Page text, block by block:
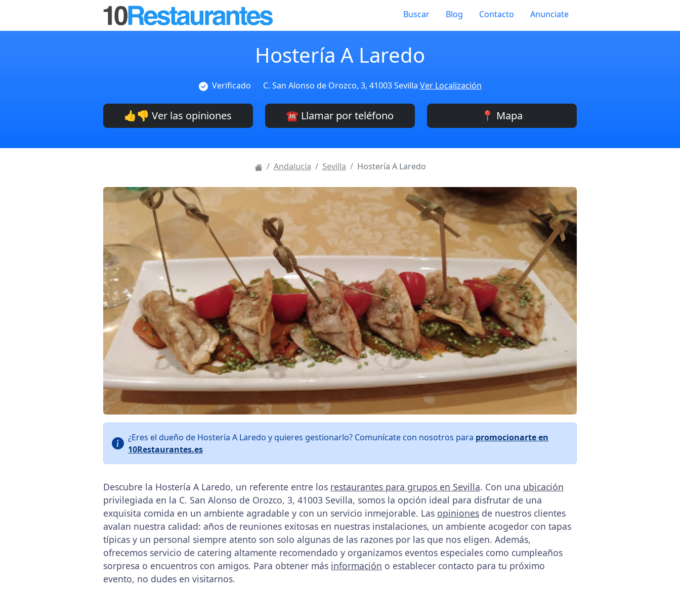
Buscar Blog Contacto Anunciate
Hostería A Laredo
Verificado C. San Alonso de Orozco, 3, 41003 Sevilla Ver Localización
👍👎 Ver las opiniones ☎️ Llamar por teléfono 📍 Mapa
Andalucía Sevilla Hostería A Laredo
¿Eres el dueño de Hostería A Laredo y quieres gestionarlo? Comunícate con nosotros para promocionarte en
10Restaurantes.es
Descubre la Hostería A Laredo, un referente entre los restaurantes para grupos en Sevilla. Con una ubicación
privilegiada en la C. San Alonso de Orozco, 3, 41003 Sevilla, somos la opción ideal para disfrutar de una
exquisita comida en un ambiente agradable y con un servicio inmejorable. Las opiniones de nuestros clientes
avalan nuestra calidad: años de reuniones exitosas en nuestras instalaciones, un ambiente acogedor con tapas
típicas y un personal siempre atento son solo algunas de las razones por las que nos eligen. Además,
ofrecemos servicio de catering altamente recomendado y organizamos eventos especiales como cumpleaños
sorpresa o encuentros con amigos. Para obtener más información o establecer contacto para tu próximo
evento, no dudes en visitarnos.